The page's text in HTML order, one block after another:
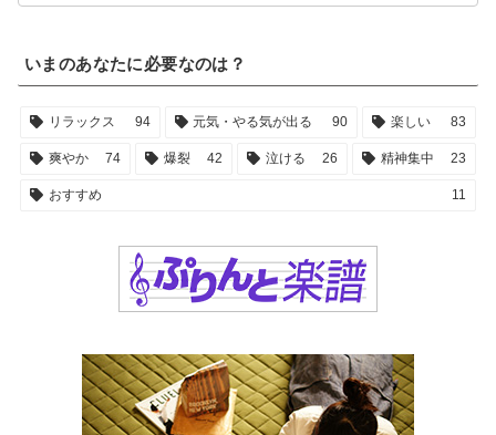
いまのあなたに必要なのは？
リラックス 94 元気・やる気が出る 90 楽しい 83
爽やか 74 爆裂 42 泣ける 26 精神集中 23
おすすめ 11